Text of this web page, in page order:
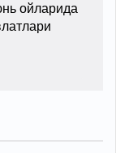
ойларида